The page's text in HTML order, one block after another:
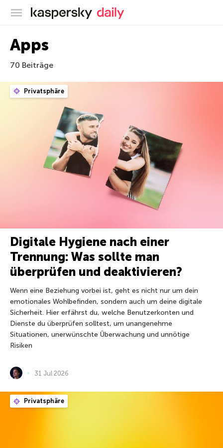
Offizieller Blog von Kaspersky
Apps
70 Beiträge
Privatsphäre
Digitale Hygiene nach einer
Trennung: Was sollte man
überprüfen und deaktivieren?
Wenn eine Beziehung vorbei ist, geht es nicht nur um dein
emotionales Wohlbefinden, sondern auch um deine digitale
Sicherheit. Hier erfährst du, welche Benutzerkonten und
Dienste du überprüfen solltest, um unangenehme
Situationen, unerwünschte Überwachung und unnötige
Risiken
31 Jul 2026
Privatsphäre